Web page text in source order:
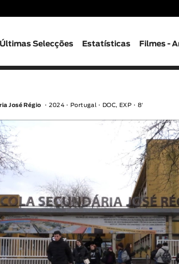
Últimas Selecções Estatísticas Filmes -
José Régio 2024 Portugal DOC, EXP 8′